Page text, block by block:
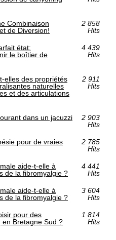
Combinaison
de Diversion!
2 858
Hits
état:
le boîtier de
4 439
Hits
elles des propriétés
naturelles
et des articulations
2 911
Hits
dans un jacuzzi
2 903
Hits
pour de vraies
2 785
Hits
aide-t-elle à
de la fibromyalgie ?
4 441
Hits
aide-t-elle à
de la fibromyalgie ?
3 604
Hits
pour des
Bretagne Sud ?
1 814
Hits